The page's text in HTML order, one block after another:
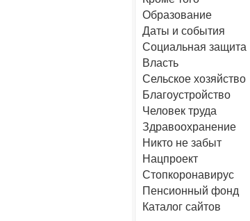
Образование
Даты и события
Социальная защита
Власть
Сельское хозяйство
Благоустройство
Человек труда
Здравоохранение
Никто не забыт
Нацпроект
Стопкоронавирус
Пенсионный фонд
Каталог сайтов